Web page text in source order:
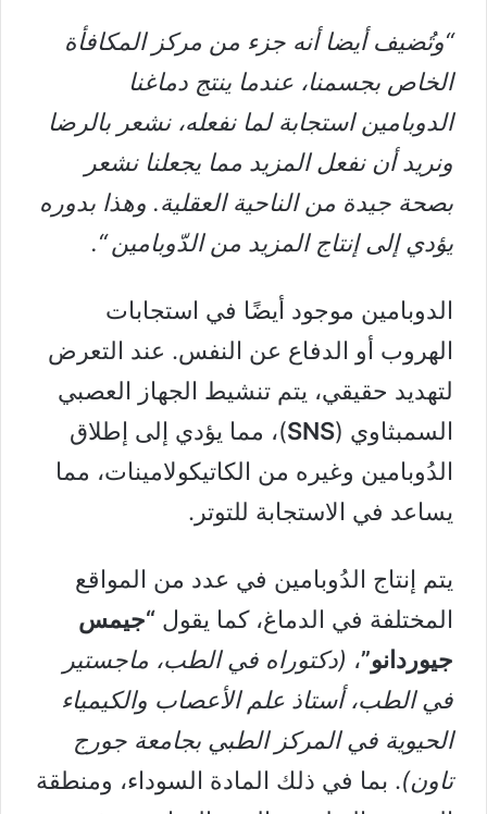
“وتُضيف أيضا أنه جزء من مركز المكافأة
الخاص بجسمنا، عندما ينتج دماغنا
الدوبامين استجابة لما نفعله، نشعر بالرضا
ونريد أن نفعل المزيد مما يجعلنا نشعر
بصحة جيدة من الناحية العقلية. وهذا بدوره
يؤدي إلى إنتاج المزيد من الدّوبامين “.
الدوبامين موجود أيضًا في استجابات
الهروب أو الدفاع عن النفس. عند التعرض
لتهديد حقيقي، يتم تنشيط الجهاز العصبي
السمبثاوي (SNS)، مما يؤدي إلى إطلاق
الدُوبامين وغيره من الكاتيكولامينات، مما
يساعد في الاستجابة للتوتر.
يتم إنتاج الدُوبامين في عدد من المواقع
المختلفة في الدماغ، كما يقول “جيمس
جيوردانو”، (دكتوراه في الطب، ماجستير
في الطب، أستاذ علم الأعصاب والكيمياء
الحيوية في المركز الطبي بجامعة جورج
تاون). بما في ذلك المادة السوداء، ومنطقة